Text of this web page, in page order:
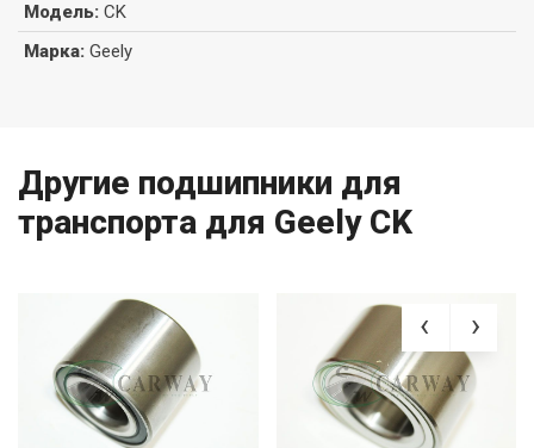
Модель: CK
Марка: Geely
Другие подшипники для
транспорта для Geely CK